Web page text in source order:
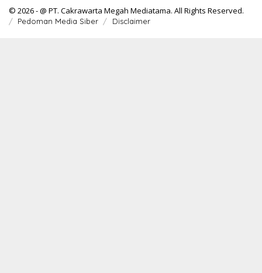
© 2026 - @ PT. Cakrawarta Megah Mediatama. All Rights Reserved.
Pedoman Media Siber Disclaimer